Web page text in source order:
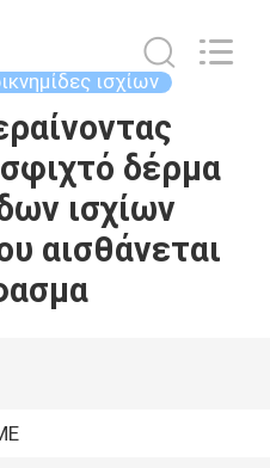
ισχίων
δέρμα
ισχίων
αισθάνεται